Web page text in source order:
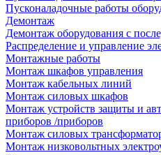
Пусконаладочные работы
Демонтаж
Демонтаж оборудования с
Распределение и управление
Монтажные работы
Монтаж шкафов управления
Монтаж кабельных линий
Монтаж силовых шкафов
Монтаж устройств защиты и
приборов /приборов
Монтаж силовых
Монтаж низковольтных